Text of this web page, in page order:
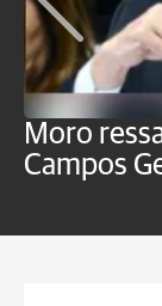
Moro
Campos